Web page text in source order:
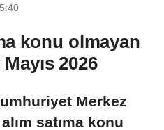
konu olmayan
2026
Merkez
satıma konu